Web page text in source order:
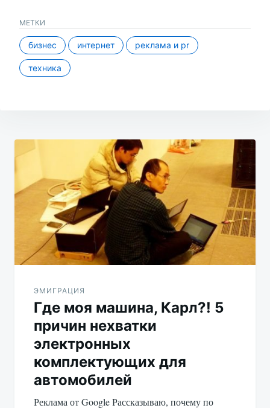
МЕТКИ
бизнес интернет реклама и pr
техника
Навигация
по
записям
ЭМИГРАЦИЯ
Где моя машина, Карл?! 5
причин нехватки
электронных
комплектующих для
автомобилей
Реклама от Google Рассказываю, почему по